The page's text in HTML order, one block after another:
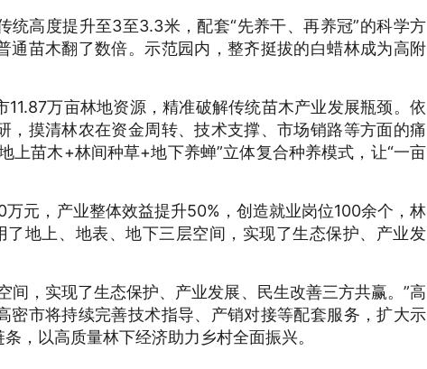
统高度提升至3至3.3米，配套“先养干、再养冠”的科学方
通苗木翻了数倍。示范园内，整齐挺拔的白蜡林成为高附
万亩林地资源，精准破解传统苗木产业发展瓶颈。依
，摸清林农在资金周转、技术支撑、市场销路等方面的痛
上苗木+林间种草+地下养蝉”立体复合种养模式，让“一亩
元，产业整体效益提升50%，创造就业岗位100余个，林
地上、地表、地下三层空间，实现了生态保护、产业发
间，实现了生态保护、产业发展、民生改善三方共赢。”高
密市将持续完善技术指导、产销对接等配套服务，扩大示
，以高质量林下经济助力乡村全面振兴。